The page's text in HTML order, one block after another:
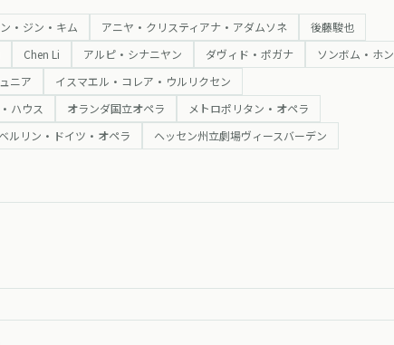
・ジン・キム アニヤ・クリスティアナ・アダムソネ 後藤駿也
Chen Li アルピ・シナニヤン ダヴィド・ポガナ ソンボム・ホン
ニア イスマエル・コレア・ウルリクセン
ハウス オランダ国立オペラ メトロポリタン・オペラ
ベルリン・ドイツ・オペラ ヘッセン州立劇場ヴィースバーデン